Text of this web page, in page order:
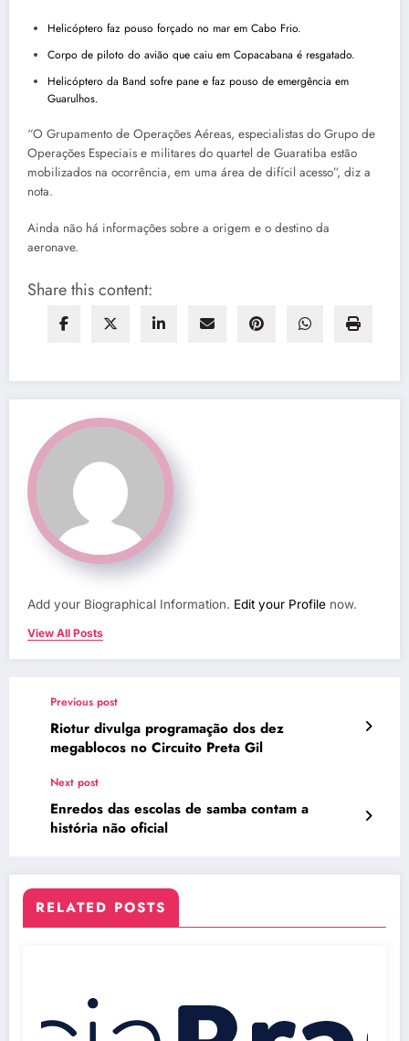
Helicóptero faz pouso forçado no mar em Cabo Frio.
Corpo de piloto do avião que caiu em Copacabana é resgatado.
Helicóptero da Band sofre pane e faz pouso de emergência em
Guarulhos.
“O Grupamento de Operações Aéreas, especialistas do Grupo de
Operações Especiais e militares do quartel de Guaratiba estão
mobilizados na ocorrência, em uma área de difícil acesso”, diz a
nota.
Ainda não há informações sobre a origem e o destino da
aeronave.
Share this content:
Add your Biographical Information. Edit your Profile now.
View All Posts
Previous post
Riotur divulga programação dos dez
megablocos no Circuito Preta Gil
Next post
Enredos das escolas de samba contam a
história não oficial
RELATED POSTS